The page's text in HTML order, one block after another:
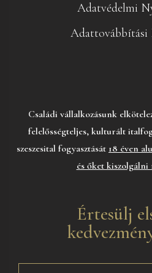
Adatvédelmi
Adattovábbítási
Családi vállalkozásunk
felelősségteljes, kulturált
szeszesital fogyasztását 18 éven
és őket
Értesülj